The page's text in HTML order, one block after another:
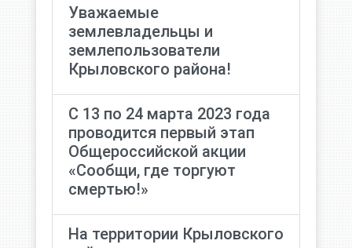
Уважаемые
землевладельцы и
землепользователи
Крыловского района!
С 13 по 24 марта 2023 года
проводится первый этап
Общероссийской акции
«Сообщи, где торгуют
смертью!»
На территории Крыловского